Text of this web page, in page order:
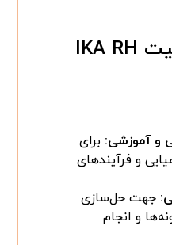
کاربردهای هات پلیت IKA RH
و آموزشی: برای
و فرآیندهای
جهت حل‌سازی
و انجام